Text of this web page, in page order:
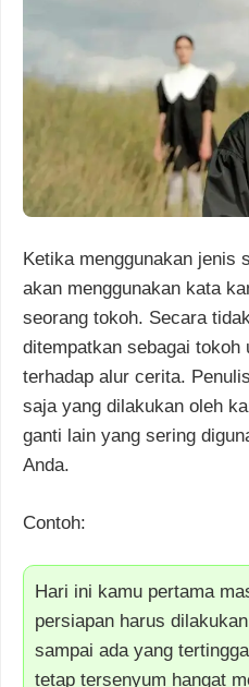
Ketika menggunakan jenis
akan menggunakan kata
seorang tokoh. Secara
ditempatkan sebagai
terhadap alur cerita.
saja yang dilakukan oleh
ganti lain yang sering
Anda.
Contoh:
Hari ini kamu pertama
persiapan harus
sampai ada yang
tetap tersenyum hangat